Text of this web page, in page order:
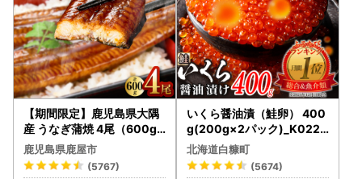
【期間限定】鹿児島県大隅
産 うなぎ蒲焼 4尾（600g
） KN007-004-04-cp18
うなぎ 鰻 魚 惣菜 総菜
鹿児島県鹿屋市
(5767)
いくら醤油漬（鮭卵） 400
g(200g×2パック)_K022-
1676
北海道白糠町
(5674)